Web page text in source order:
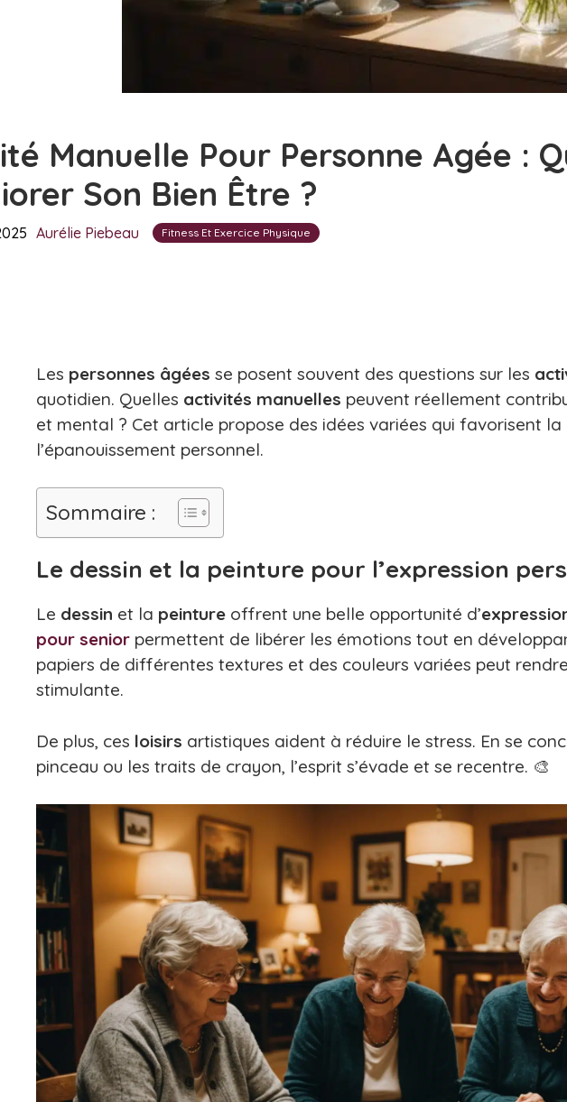
Manuelle Pour Personne Agée :
Son Bien Être ?
Aurélie Piebeau Fitness Et Exercice Physique
Les personnes âgées se posent souvent des questions sur les
quotidien. Quelles activités manuelles peuvent réellement
et mental ? Cet article propose des idées variées qui favorisent la
l’épanouissement personnel.
Sommaire :
Le dessin et la peinture pour l’expression
Le dessin et la peinture offrent une belle opportunité d’
pour senior permettent de libérer les émotions tout en
papiers de différentes textures et des couleurs variées peut
stimulante.
De plus, ces loisirs artistiques aident à réduire le stress. En se
pinceau ou les traits de crayon, l’esprit s’évade et se recentre. 🎨